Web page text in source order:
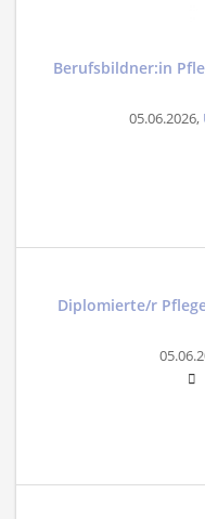
Berufsbildner:in
05.06.2026,
Diplomierte/r